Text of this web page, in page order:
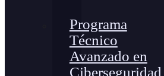
Programa
Técnico
Avanzado en
Ciberseguridad